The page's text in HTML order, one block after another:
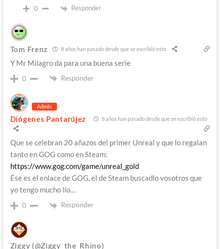
0 Responder
Tom Frenz 8 años han pasado desde que se escribió esto
Y Mr Milagro da para una buena serie
0 Responder
Admin
Diógenes Pantarújez 8 años han pasado desde que se escribió esto
Que se celebran 20 añazos del primer Unreal y que lo regalan
tanto en GOG como en Steam:
https://www.gog.com/game/unreal_gold
Ése es el enlace de GOG, el de Steam buscadlo vosotros que
yo tengo mucho lío…
0 Responder
Ziggy (@Ziggy_the_Rhino)